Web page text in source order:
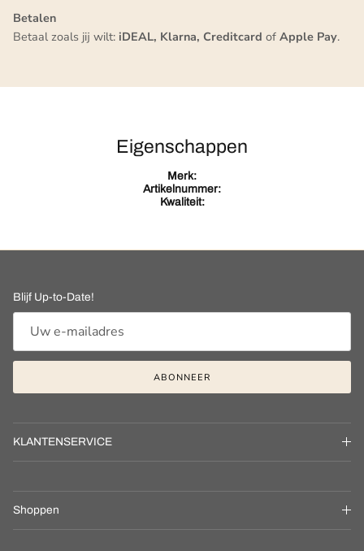
Betalen
Betaal zoals jij wilt: iDEAL, Klarna, Creditcard of Apple Pay.
Eigenschappen
Merk:
Artikelnummer:
Kwaliteit:
Blijf Up-to-Date!
ABONNEER
KLANTENSERVICE
Shoppen